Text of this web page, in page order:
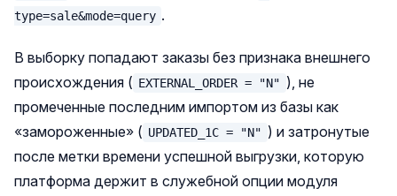
type=sale&mode=query .
В выборку попадают заказы без признака внешнего
происхождения ( EXTERNAL_ORDER = "N" ), не
промеченные последним импортом из базы как
«замороженные» ( UPDATED_1C = "N" ) и затронутые
после метки времени успешной выгрузки, которую
платформа держит в служебной опции модуля